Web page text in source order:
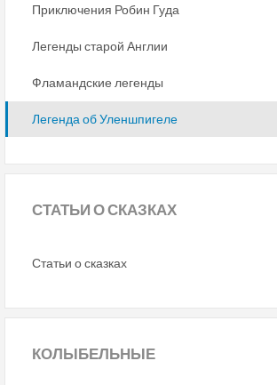
Приключения Робин Гуда
Легенды старой Англии
Фламандские легенды
Легенда об Уленшпигеле
СТАТЬИО СКАЗКАХ
Статьи о сказках
КОЛЫБЕЛЬНЫЕ